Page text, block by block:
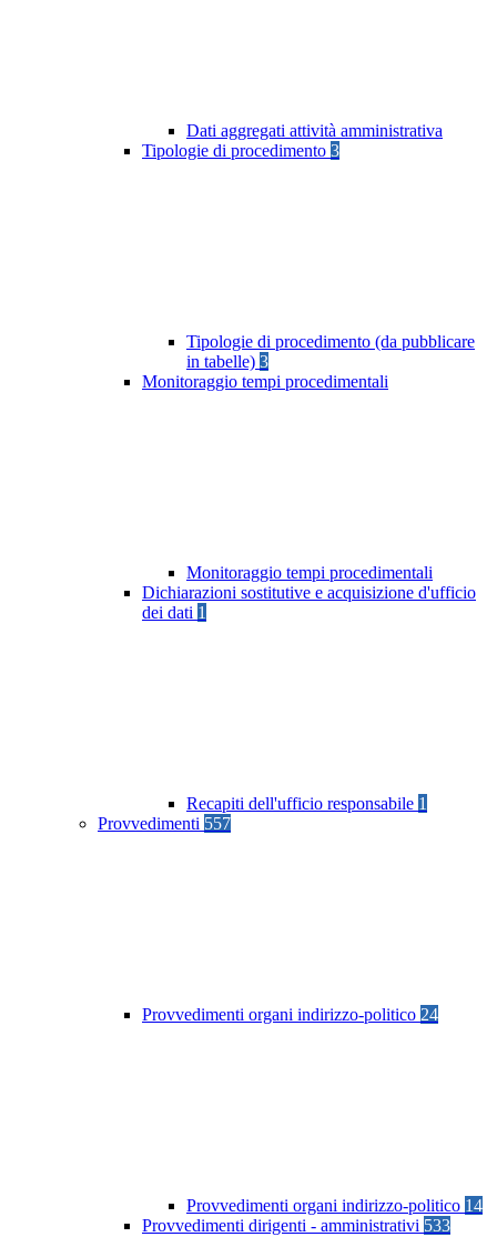
Dati aggregati attività amministrativa
Tipologie di procedimento 3
Tipologie di procedimento (da pubblicare
in tabelle) 3
Monitoraggio tempi procedimentali
Monitoraggio tempi procedimentali
Dichiarazioni sostitutive e acquisizione d'ufficio
dei dati 1
Recapiti dell'ufficio responsabile 1
Provvedimenti 557
Provvedimenti organi indirizzo-politico 24
Provvedimenti organi indirizzo-politico 14
Provvedimenti dirigenti - amministrativi 533